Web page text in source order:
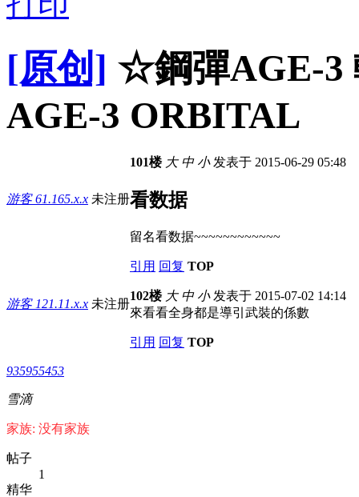
[原创] ☆鋼彈AGE-3
AGE-3 ORBITAL
游客61.165.x.x 未注册
101楼 大 中 小发表于 2015-06-29 05:48
看数据
留名看数据~~~~~~~~~~~~
引用 回复 TOP
游客 121.11.x.x 未注册
102楼 大 中 小发表于 2015-07-02 14:14
來看看全身都是導引武裝的係數
引用 回复 TOP
935955453
雪滴
家族: 没有家族
帖子
1
精华